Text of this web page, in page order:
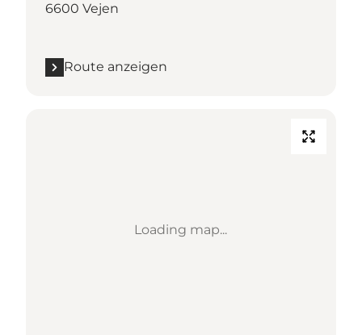
6600 Vejen
Route anzeigen
Loading map...